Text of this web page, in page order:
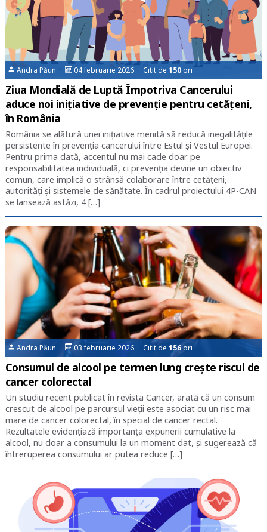
Andra Păun 04 februarie 2026 Citit de150 ori
Ziua Mondială de Luptă Împotriva Cancerului
aduce noi inițiative de prevenție pentru cetățeni,
în România
România se alătură unei inițiative menită să reducă inegalitățile
persistente în prevenția cancerului între Estul și Vestul Europei.
Pentru prima dată, accentul nu mai cade doar pe
responsabilitatea individuală, ci prevenția devine un obiectiv
comun, care implică o strânsă colaborare între cetățeni,
autorități și sistemele de sănătate. În cadrul proiectului 4P-CAN
se lansează astăzi, 4 […]
Andra Păun 03 februarie 2026 Citit de156ori
Consumul de alcool pe termen lung crește riscul de
cancer colorectal
Un studiu recent publicat în revista Cancer, arată că un consum
crescut de alcool pe parcursul vieții este asociat cu un risc mai
mare de cancer colorectal, în special de cancer rectal.
Rezultatele evidențiază importanța expunerii cumulative la
alcool, nu doar a consumului la un moment dat, și sugerează că
întreruperea consumului ar putea reduce […]